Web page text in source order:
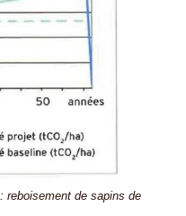
reboisement de sapins de